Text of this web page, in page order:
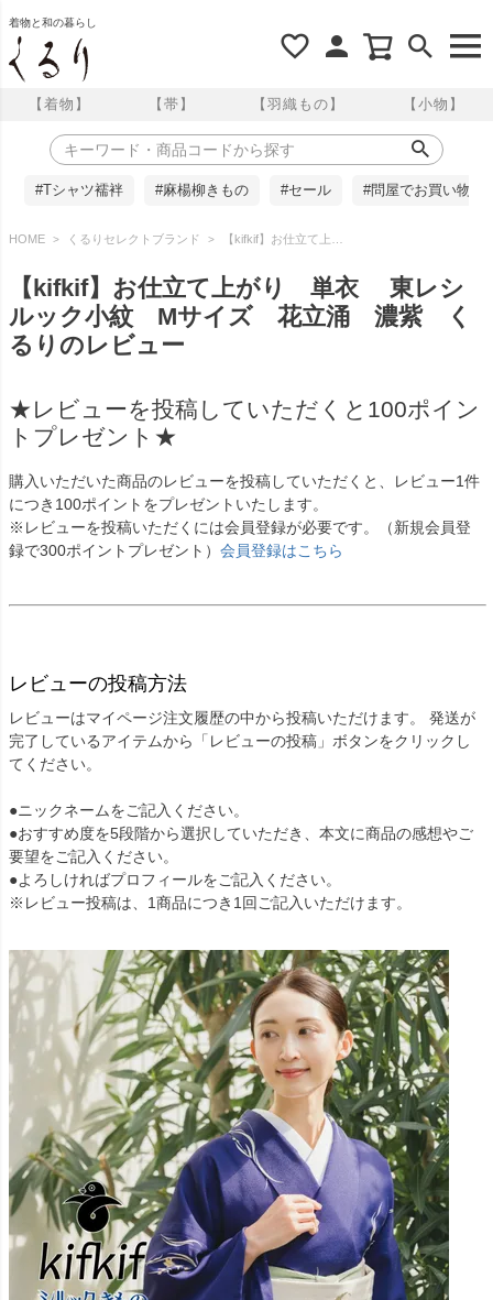
着物と和の暮らし
【着物】 【帯】 【羽織もの】 【小物】
#Tシャツ襦袢 #麻楊柳きもの #セール #問屋でお買い物
HOME くるりセレクトブランド 【kifkif】お仕立て上がり 単衣 東レシルック小紋 Mサイズ 花立涌 濃紫 くるりのレビュー
【kifkif】お仕立て上がり 単衣 東レシ
ルック小紋 Mサイズ 花立涌 濃紫 く
るりのレビュー
★レビューを投稿していただくと100ポイン
トプレゼント★
購入いただいた商品のレビューを投稿していただくと、レビュー1件
につき100ポイントをプレゼントいたします。
※レビューを投稿いただくには会員登録が必要です。（新規会員登
録で300ポイントプレゼント） 会員登録はこちら
レビューの投稿方法
レビューはマイページ注文履歴の中から投稿いただけます。 発送が
完了しているアイテムから「レビューの投稿」ボタンをクリックし
てください。
●ニックネームをご記入ください。
●おすすめ度を5段階から選択していただき、本文に商品の感想やご
要望をご記入ください。
●よろしければプロフィールをご記入ください。
※レビュー投稿は、1商品につき1回ご記入いただけます。